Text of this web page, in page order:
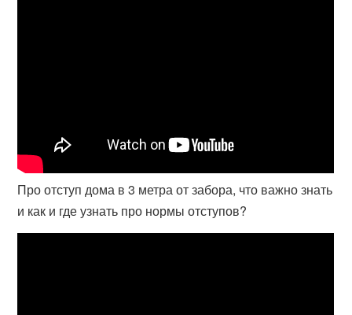
Про отступ дома в 3 метра от забора, что важно знать
и как и где узнать про нормы отступов?